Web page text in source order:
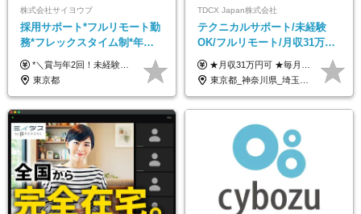
株式会社サイヨウブ
採用サポート*フルリモート勤
務*フレックスタイム制*年休
120日*土日祝休み*残業ほぼな
し*育児中社員8割以上
*＼賞与年2回！未経験から月給28万円スタート／* ◆月給28万～40万円＋賞与年2回＋各種インセンティブ ※経験・スキルを考慮の上、決定します ※試用期間6ヶ月間あり（期間中は月給26万円～になります。その他待遇等に差異はありません） ※月給には月35時間分の固定残業代含む（月5万4800円/超過分別途支給） ※ほとんどのメンバーが残業ゼロです！フレックスタイム制のため、自分の生活に合わせて調整できます。 ＼希望性で土曜日出勤あり／ お客様より「土曜日に応募者の対応をしてほしい」という ご要望を受けた際に、応募者対応⇒求職者との メッセージのやり取りなど、対応が発生する場合があります。 ※土曜日に出勤いただく場合は ・2時間稼働：4500円 ・4時間稼働：9000円 の給与が発生。勤務時間が4時間超えることは原則ありません。 短期間で高い給与をGETできるチャンスです♪
東京都
TDCX Japan株式会社
テクニカルサポート/未経験
OK/フルリモート/月収31万円
可/月最大3万のインセンティ
ブ支給/平均年齢33歳
★月収31万円可 ★毎月「最大3万円」のインセンティブあり 月給266,228円～＋スキル手当（15,000円）＋インセンティブ（月最大3万円） ※月給例（月額最大額）：281,228 円＋残業代発生分 インセンティブを最大まで取得できた場合は、月額最大額：311,228円＋残業代発生分 となります ※経験・スキルなどを考慮し決定します ※残業代は1分単位で支給 ※試用期間3ヵ月あり（契約社員期間も給与・待遇に変更なし） ※インセンティブは効率性、顧客満足、勤怠状況等の結果により毎月金額が決定されます。 ＼”頑張り”はインセンティブで還元！／ 入社3ヶ月目から、目標数字やKPI、勤怠状況、お客様アンケートなどをもとに評価をスタート。 最短4ヶ月目にはインセンティブの支給も可能です！
東京都_神奈川県_埼玉県_千葉県_大阪府_愛知県_北海道_青森県_岩手県_宮城県_秋田県_山形県_福島県_茨城県_栃木県_群馬県_新潟県_山梨県_長野県_富山県_石川県_福井県_静岡県_岐阜県_三重県_兵庫県_京都府_滋賀県_奈良県_和歌山県_広島県_岡山県_鳥取県_島根県_山口県_徳島県_香川県_愛媛県_高知県_福岡県_熊本県_佐賀県_長崎県_大分県_宮崎県_鹿児島県_沖縄県